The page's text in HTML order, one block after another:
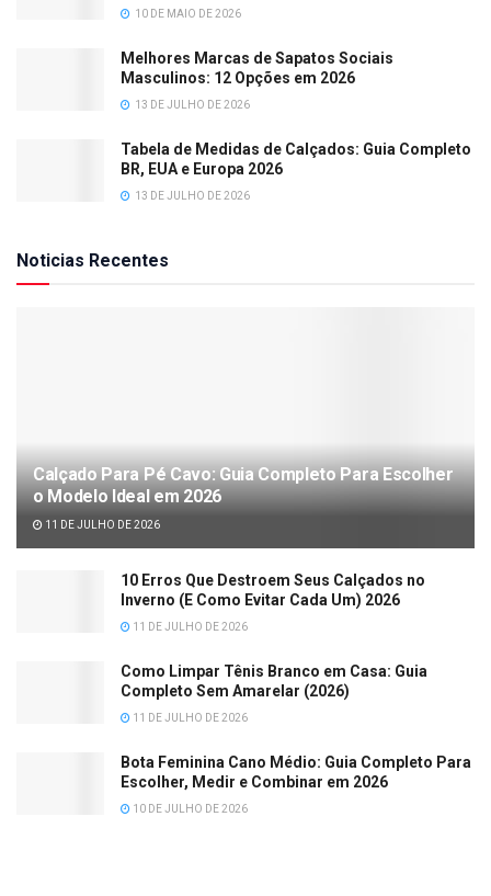
10 DE MAIO DE 2026
Melhores Marcas de Sapatos Sociais
Masculinos: 12 Opções em 2026
13 DE JULHO DE 2026
Tabela de Medidas de Calçados: Guia Completo
BR, EUA e Europa 2026
13 DE JULHO DE 2026
Noticias Recentes
Calçado Para Pé Cavo: Guia Completo Para Escolher
o Modelo Ideal em 2026
11 DE JULHO DE 2026
10 Erros Que Destroem Seus Calçados no
Inverno (E Como Evitar Cada Um) 2026
11 DE JULHO DE 2026
Como Limpar Tênis Branco em Casa: Guia
Completo Sem Amarelar (2026)
11 DE JULHO DE 2026
Bota Feminina Cano Médio: Guia Completo Para
Escolher, Medir e Combinar em 2026
10 DE JULHO DE 2026